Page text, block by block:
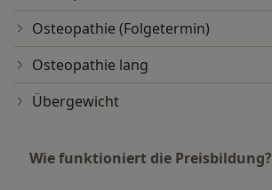
Osteopathie (Folgetermin)
Osteopathie lang
Übergewicht
Wie funktioniert die Preisbildung?